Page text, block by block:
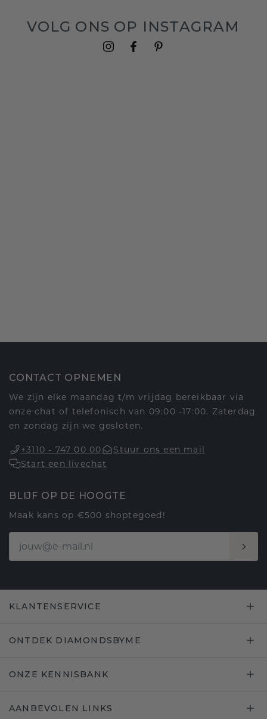
VOLG ONS OP INSTAGRAM
CONTACT OPNEMEN
We zijn elke maandag t/m vrijdag bereikbaar via
onze chat of telefonisch van 09:00 -17:00. Zaterdag
en zondag zijn we gesloten.
+3110 - 747 00 00
Stuur ons een mail
Start een livechat
BLIJF OP DE HOOGTE
Maak kans op €500 shoptegoed!
KLANTENSERVICE
ONTDEK DIAMONDSBYME
ONZE KENNISBANK
AANBEVOLEN LINKS